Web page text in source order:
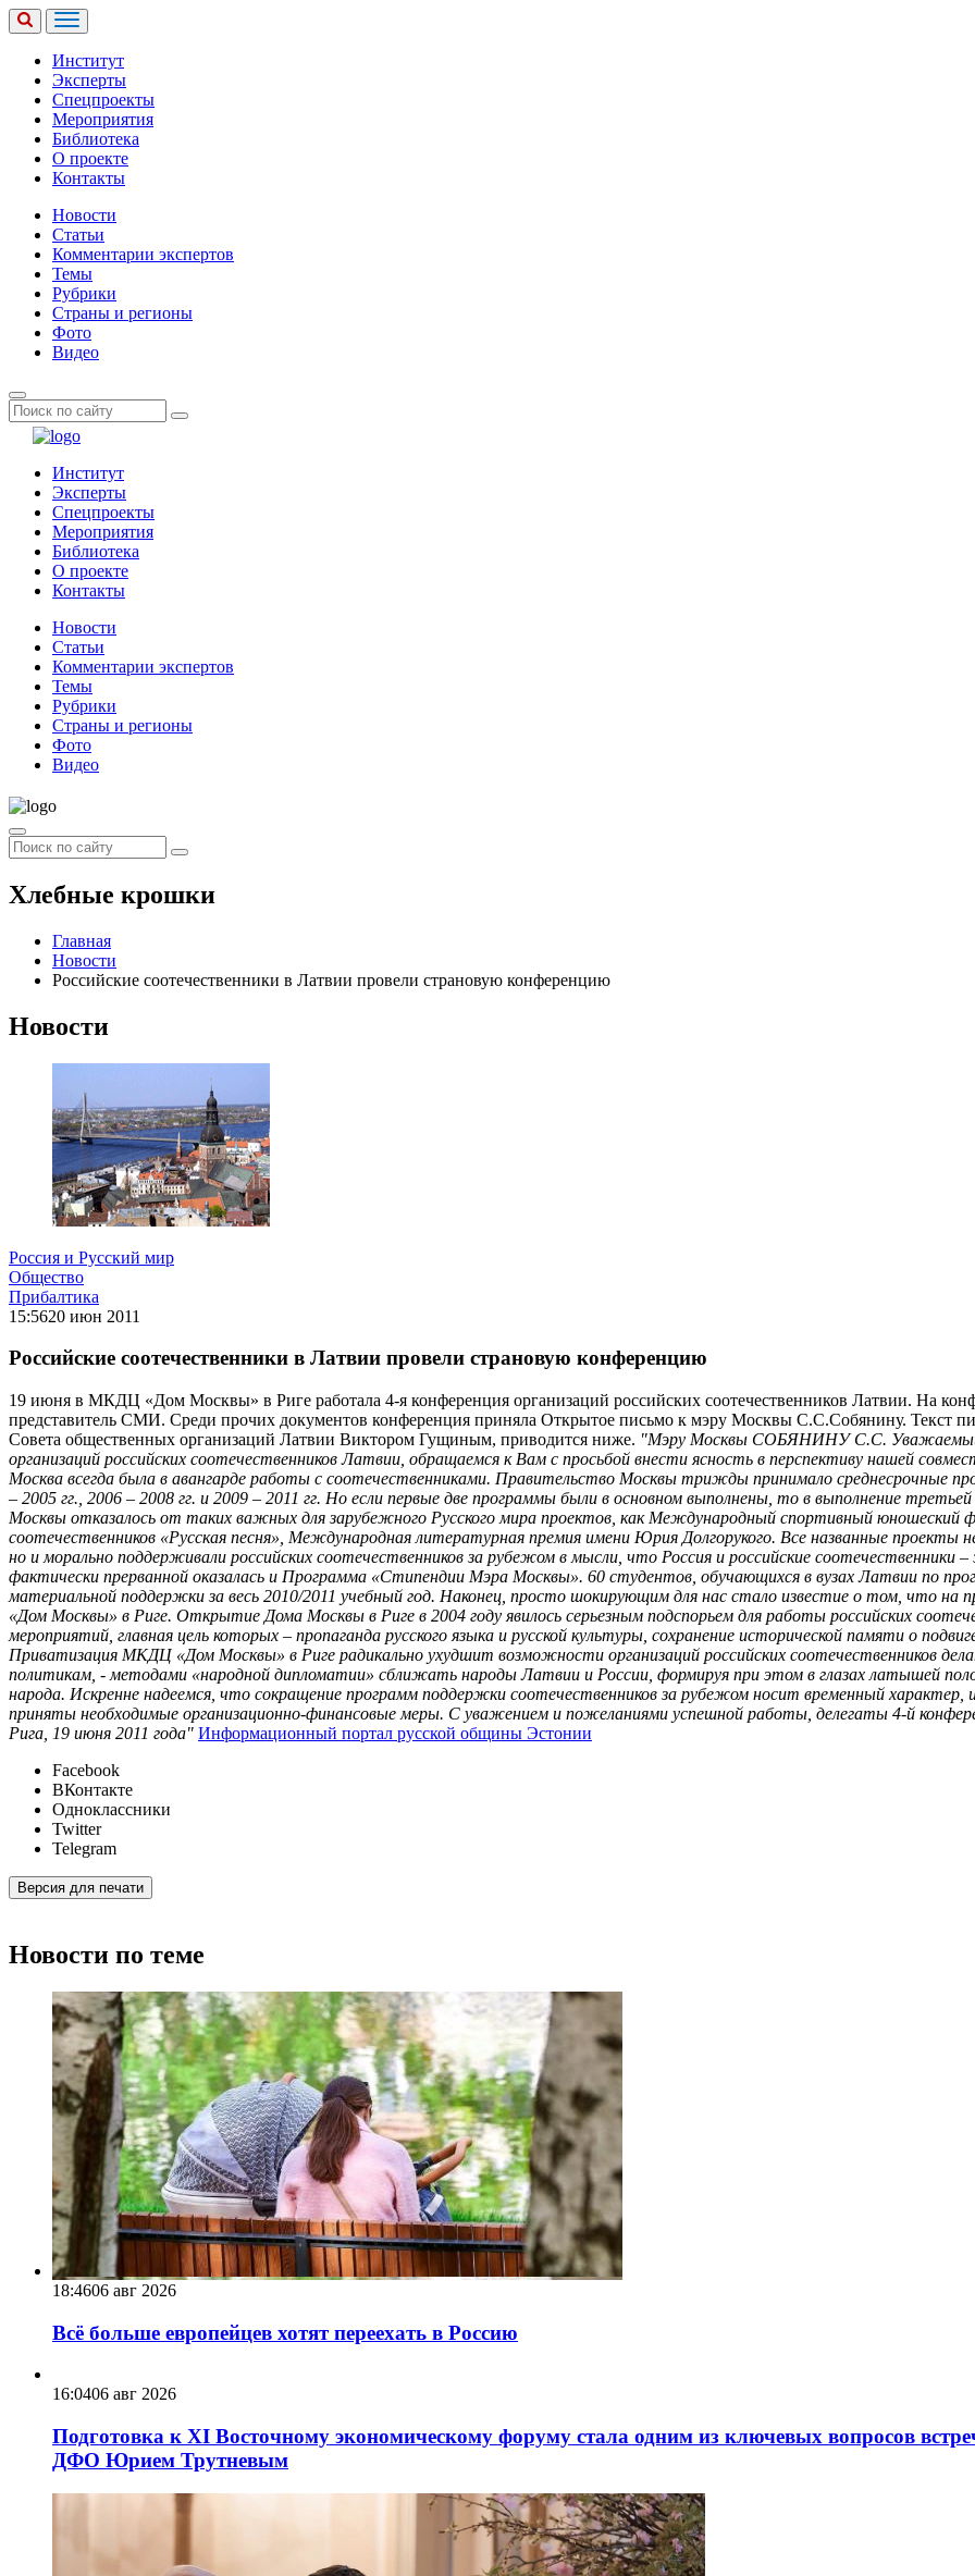
Институт
Эксперты
Спецпроекты
Мероприятия
Библиотека
О проекте
Контакты
Новости
Статьи
Комментарии экспертов
Темы
Рубрики
Страны и регионы
Фото
Видео
Институт
Эксперты
Спецпроекты
Мероприятия
Библиотека
О проекте
Контакты
Новости
Статьи
Комментарии экспертов
Темы
Рубрики
Страны и регионы
Фото
Видео
Хлебные крошки
Главная
Новости
Российские соотечественники в Латвии провели страновую конференцию
Новости
Россия и Русский мир
Общество
Прибалтика
15:5620 июн 2011
Российские соотечественники в Латвии провели страновую конференцию
19 июня в МКДЦ «Дом Москвы» в Риге работала 4-я конференция организаций российских соотечественников Латвии. На
представитель СМИ. Среди прочих документов конференция приняла Открытое письмо к мэру Москвы С.С.Собянину. Текст
Совета общественных организаций Латвии Виктором Гущиным, приводится ниже. "Мэру Москвы СОБЯНИНУ С.С. Уважаемый
организаций российских соотечественников Латвии, обращаемся к Вам с просьбой внести ясность в перспективу нашей
Москва всегда была в авангарде работы с соотечественниками. Правительство Москвы трижды принимало среднесрочные
– 2005 гг., 2006 – 2008 гг. и 2009 – 2011 гг. Но если первые две программы были в основном выполнены, то в выполнение
Москвы отказалось от таких важных для зарубежного Русского мира проектов, как Международный спортивный юношеский
соотечественников «Русская песня», Международная литературная премия имени Юрия Долгорукого. Все названные
но и морально поддерживали российских соотечественников за рубежом в мысли, что Россия и российские
фактически прерванной оказалась и Программа «Стипендии Мэра Москвы». 60 студентов, обучающихся в вузах Латвии по
материальной поддержки за весь 2010/2011 учебный год. Наконец, просто шокирующим для нас стало известие о том, что на
«Дом Москвы» в Риге. Открытие Дома Москвы в Риге в 2004 году явилось серьезным подспорьем для работы российских
мероприятий, главная цель которых – пропаганда русского языка и русской культуры, сохранение исторической памяти о
Приватизация МКДЦ «Дом Москвы» в Риге радикально ухудшит возможности организаций российских соотечественников
политикам, - методами «народной дипломатии» сближать народы Латвии и России, формируя при этом в глазах латышей
народа. Искренне надеемся, что сокращение программ поддержки соотечественников за рубежом носит временный
приняты необходимые организационно-финансовые меры. С уважением и пожеланиями успешной работы, делегаты 4-й
Рига, 19 июня 2011 года" Информационный портал русской общины Эстонии
Facebook
ВКонтакте
Одноклассники
Twitter
Telegram
Версия для печати
Новости по теме
18:4606 авг 2026
Всё больше европейцев хотят переехать в Россию
16:0406 авг 2026
Подготовка к XI Восточному экономическому форуму стала одним из ключевых вопросов
ДФО Юрием Трутневым